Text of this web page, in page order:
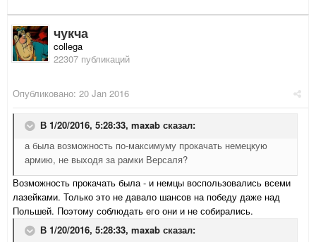
чукча
collega
22307 публикаций
Опубликовано: 20 Jan 2016
В 1/20/2016, 5:28:33, maxab сказал:
а была возможность по-максимуму прокачать немецкую
армию, не выходя за рамки Версаля?
Возможность прокачать была - и немцы воспользовались всеми
лазейками. Только это не давало шансов на победу даже над
Польшей. Поэтому соблюдать его они и не собирались.
В 1/20/2016, 5:28:33, maxab сказал: